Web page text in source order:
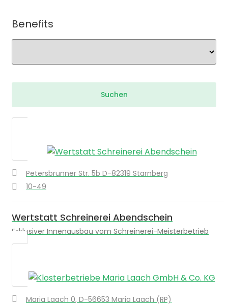
Benefits
Petersbrunner Str. 5b D-82319 Starnberg
10-49
Wertstatt Schreinerei Abendschein
Exklusiver Innenausbau vom Schreinerei-Meisterbetrieb
Maria Laach 0, D-56653 Maria Laach (RP)